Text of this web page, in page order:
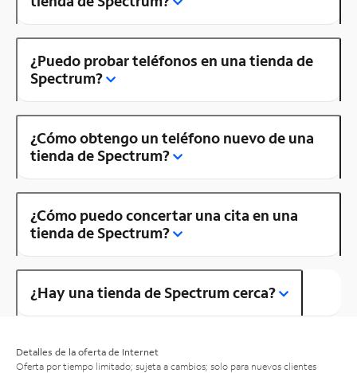
¿Puedo probar teléfonos en una tienda de
Spectrum?
¿Cómo obtengo un teléfono nuevo de una
tienda de Spectrum?
¿Cómo puedo concertar una cita en una
tienda de Spectrum?
¿Hay una tienda de Spectrum cerca?
Detalles de la oferta de Internet
Oferta por tiempo limitado; sujeta a cambios; solo para nuevos clientes